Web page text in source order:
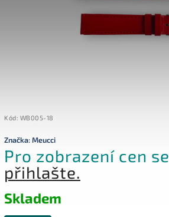
Kód: WB005-18
Značka:Meucci
Pro zobrazení cen se
přihlašte.
Skladem